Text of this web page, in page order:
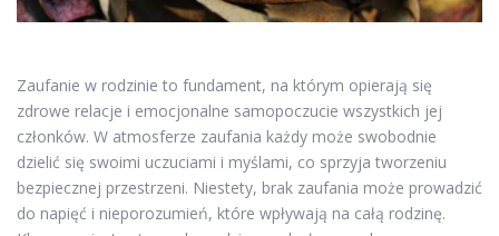
Zaufanie w rodzinie to fundament, na którym opierają się
zdrowe relacje i emocjonalne samopoczucie wszystkich jej
członków. W atmosferze zaufania każdy może swobodnie
dzielić się swoimi uczuciami i myślami, co sprzyja tworzeniu
bezpiecznej przestrzeni. Niestety, brak zaufania może prowadzić
do napięć i nieporozumień, które wpływają na całą rodzinę.